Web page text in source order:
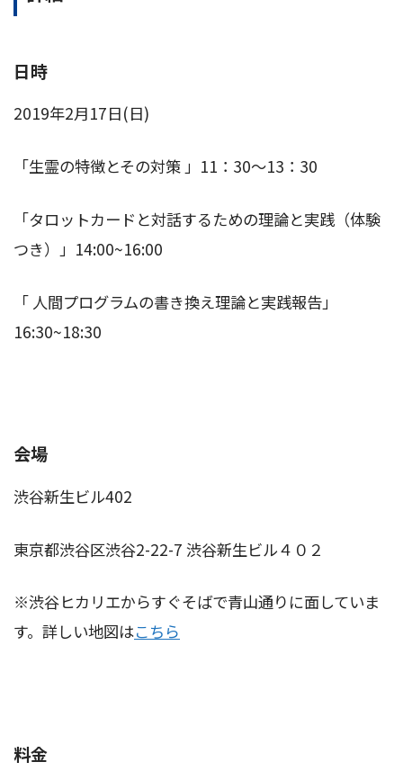
日時
2019年2月17日(日)
「生霊の特徴とその対策 」11：30～13：30
「タロットカードと対話するための理論と実践（体験
つき）」14:00~16:00
「 人間プログラムの書き換え理論と実践報告」
16:30~18:30
会場
渋谷新生ビル402
東京都渋谷区渋谷2-22-7 渋谷新生ビル４０２
※渋谷ヒカリエからすぐそばで青山通りに面していま
す。詳しい地図はこちら
料金